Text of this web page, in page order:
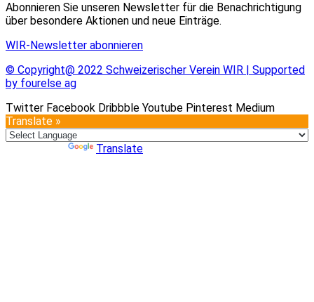
Abonnieren Sie unseren Newsletter für die Benachrichtigung
über besondere Aktionen und neue Einträge.
WIR-Newsletter abonnieren
© Copyright@ 2022 Schweizerischer Verein WIR | Supported
by fourelse ag
Twitter Facebook Dribbble Youtube Pinterest Medium
Translate »
Translate